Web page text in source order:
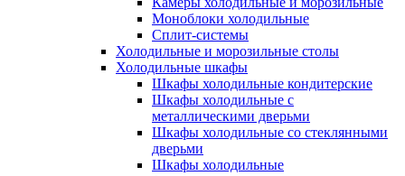
Моноблоки холодильные
Сплит-системы
Холодильные и морозильные столы
Холодильные шкафы
Шкафы холодильные кондитерские
Шкафы холодильные с
металлическими дверьми
Шкафы холодильные со стеклянными
дверьми
Шкафы холодильные